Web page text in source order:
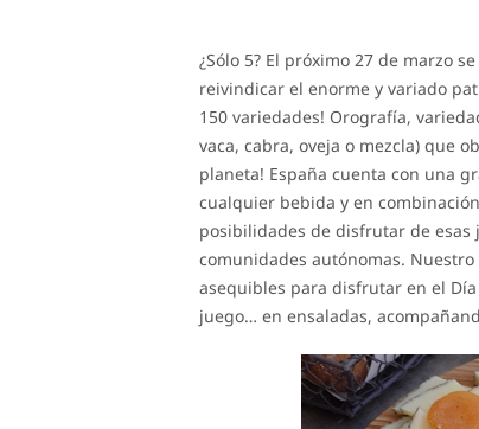
¿Sólo 5? El próximo 27 de marzo
reivindicar el enorme y variado
150 variedades! Orografía,
vaca, cabra, oveja o mezcla) que
planeta! España cuenta con una
cualquier bebida y en
posibilidades de disfrutar de esas
comunidades autónomas.
asequibles para disfrutar en el
juego… en ensaladas,